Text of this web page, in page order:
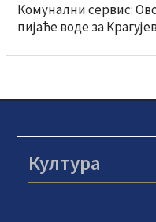
Комунални сервис:
пијаће воде за
Култура